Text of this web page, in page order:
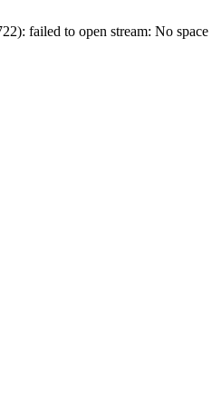
failed to open stream: No